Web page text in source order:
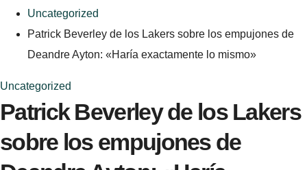
Uncategorized
Patrick Beverley de los Lakers sobre los empujones de
Deandre Ayton: «Haría exactamente lo mismo»
Uncategorized
Patrick Beverley de los Lakers
sobre los empujones de